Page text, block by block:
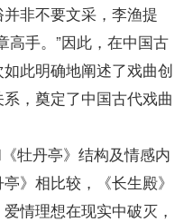
非不要文采，李渔提
高手。”因此，在中国古
此明确地阐述了戏曲创
，奠定了中国古代戏曲
牡丹亭》结构及情感内
》相比较，《长生殿》
情理想在现实中破灭，